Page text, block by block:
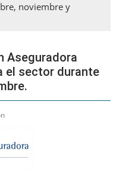
noviembre y
Aseguradora
el sector durante